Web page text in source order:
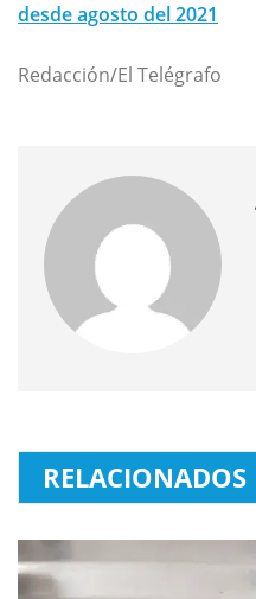
desde agosto del 2021
Redacción/El Telégrafo
RELACIONADOS